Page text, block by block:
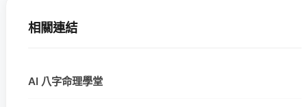
相關連結
AI 八字命理學堂